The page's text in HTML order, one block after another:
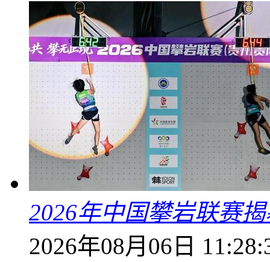
2026年中国攀岩联赛
2026年08月06日